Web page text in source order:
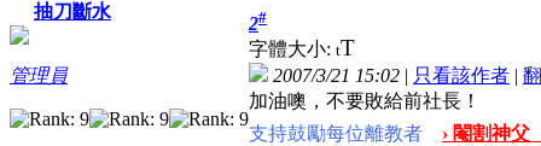
抽刀斷水
管理員
2#
字體大小: tT
2007/3/21 15:02 | 只看該作者 |
加油噢，不要敗給前社長！
支持鼓勵每位離教者
› 閹割神